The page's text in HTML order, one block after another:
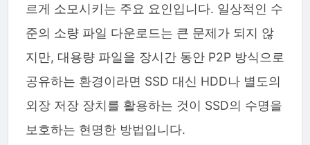
르게 소모시키는 주요 요인입니다. 일상적인 수
준의 소량 파일 다운로드는 큰 문제가 되지 않
지만, 대용량 파일을 장시간 동안 P2P 방식으로
공유하는 환경이라면 SSD 대신 HDD나 별도의
외장 저장 장치를 활용하는 것이 SSD의 수명을
보호하는 현명한 방법입니다.